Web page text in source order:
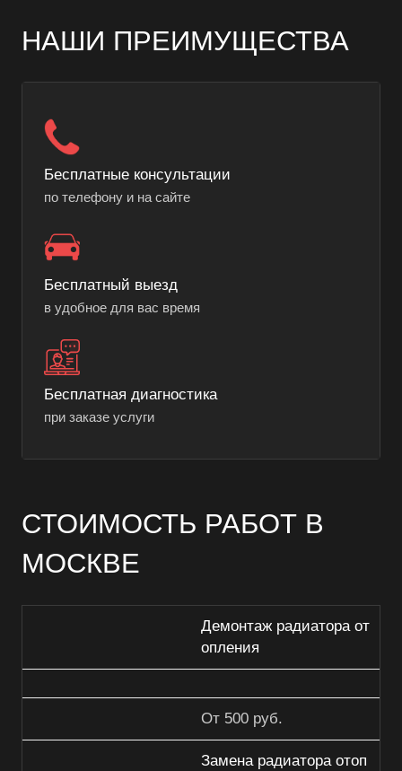
НАШИ ПРЕИМУЩЕСТВА
Бесплатные консультации
по телефону и на сайте
Бесплатный выезд
в удобное для вас время
Бесплатная диагностика
при заказе услуги
СТОИМОСТЬ РАБОТ В
МОСКВЕ
Демонтаж радиатора от
опления
От 500 руб.
Замена радиатора отоп